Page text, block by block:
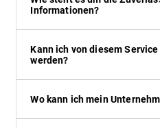
Informationen?
Kann ich von diesem
werden?
Wo kann ich mein